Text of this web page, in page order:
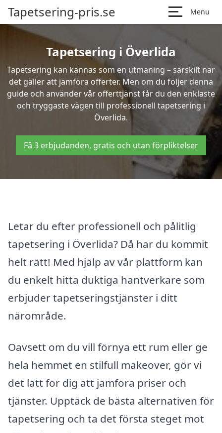
Tapetsering-pris.se Menu
Tapetsering i Överlida
Tapetsering kan kännas som en utmaning – särskilt när
det gäller att jämföra offerter. Men om du följer denna
guide och använder vår offerttjänst får du den enklaste
och tryggaste vägen till professionell tapetsering i
Överlida.
Få 3 erbjudanden, gratis och utan förpliktelser
Letar du efter professionell och pålitlig
tapetsering i Överlida? Då har du kommit
helt rätt! Med hjälp av vår plattform kan
du enkelt hitta duktiga hantverkare som
erbjuder tapetseringstjänster i ditt
närområde.
Oavsett om du vill förnya ett rum eller ge
hela hemmet en stilfull makeover, gör vi
det lätt för dig att jämföra priser och
tjänster. Upptäck de bästa alternativen för
tapetsering och ta det första steget mot